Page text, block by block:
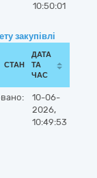
10:50:01
закупівлі
СТАН
ДАТА
ТА
ЧАС
10-06-
2026,
10:49:53